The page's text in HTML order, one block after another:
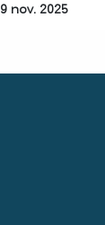
9 nov. 2025